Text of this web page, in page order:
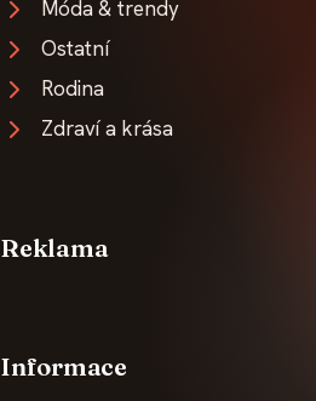
Móda & trendy
Ostatní
Rodina
Zdraví a krása
Reklama
Informace